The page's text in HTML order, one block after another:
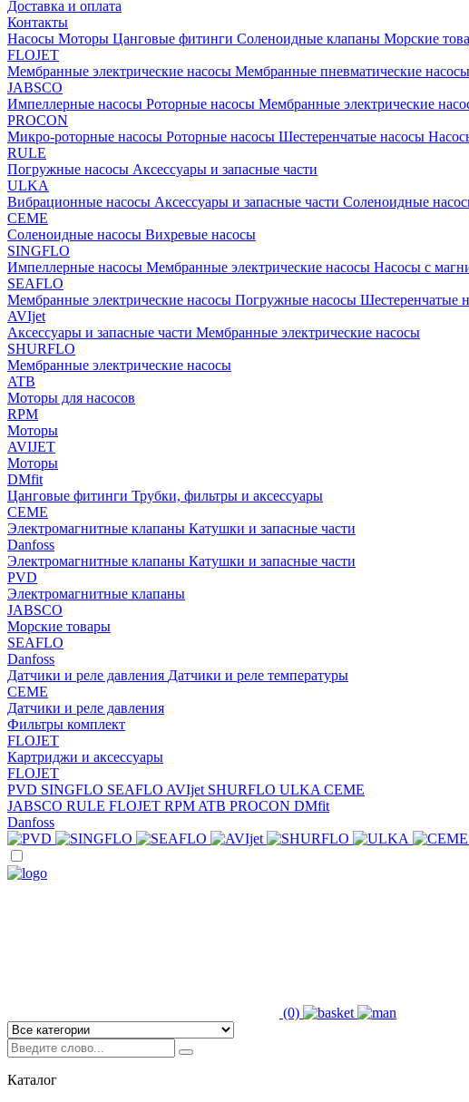
Доставка и оплата
Контакты
Насосы Моторы Цанговые фитинги Соленоидные клапаны Морские
FLOJET
Мембранные электрические насосы Мембранные пневматические насосы
JABSCO
Импеллерные насосы Роторные насосы Мембранные электрические
PROCON
Микро-роторные насосы Роторные насосы Шестеренчатые насосы
RULE
Погружные насосы Аксессуары и запасные части
ULKA
Вибрационные насосы Аксессуары и запасные части Соленоидные
CEME
Соленоидные насосы Вихревые насосы
SINGFLO
Импеллерные насосы Мембранные электрические насосы Насосы с
SEAFLO
Мембранные электрические насосы Погружные насосы Шестеренчатые
AVIjet
Аксессуары и запасные части Мембранные электрические насосы
SHURFLO
Мембранные электрические насосы
ATB
Моторы для насосов
RPM
Моторы
AVIJET
Моторы
DMfit
Цанговые фитинги Трубки, фильтры и аксессуары
CEME
Электромагнитные клапаны Катушки и запасные части
Danfoss
Электромагнитные клапаны Катушки и запасные части
PVD
Электромагнитные клапаны
JABSCO
Морские товары
SEAFLO
Danfoss
Датчики и реле давления Датчики и реле температуры
CEME
Датчики и реле давления
Фильтры комплект
FLOJET
Картриджи и аксессуары
FLOJET
PVD SINGFLO SEAFLO AVIjet SHURFLO ULKA CEME
JABSCO RULE FLOJET RPM ATB PROCON DMfit
Danfoss
(0)
Каталог